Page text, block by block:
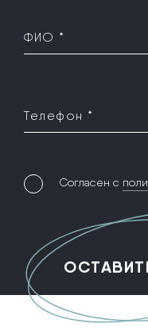
ФИО *
Телефон *
Согласен с